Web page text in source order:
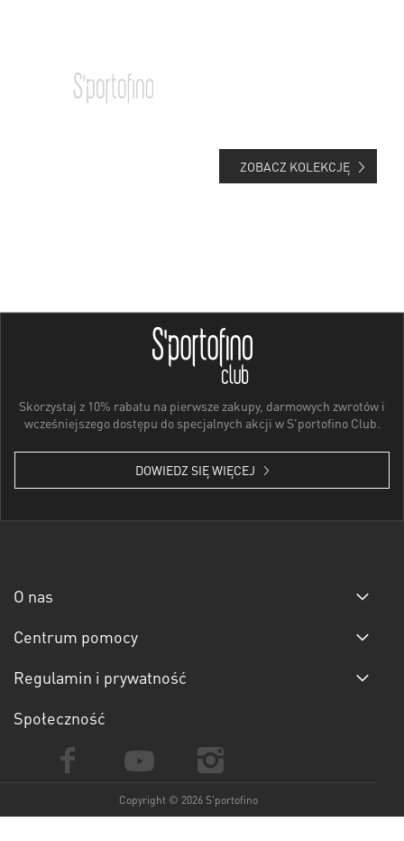
ZOBACZ KOLEKCJĘ
Skorzystaj z 10% rabatu na pierwsze zakupy, darmowych zwrotów i
wcześniejszego dostępu do specjalnych akcji w S'portofino Club.
DOWIEDZ SIĘ WIĘCEJ
O nas
Centrum pomocy
Regulamin i prywatność
Społeczność
Copyright © 2026 S'portofino